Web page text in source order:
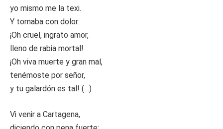
yo mismo me la texi.
Y tornaba con dolor:
¡Oh cruel, ingrato amor,
lleno de rabia mortal!
¡Oh viva muerte y gran mal,
tenémoste por señor,
y tu galardón es tal! (…)
Vi venir a Cartagena,